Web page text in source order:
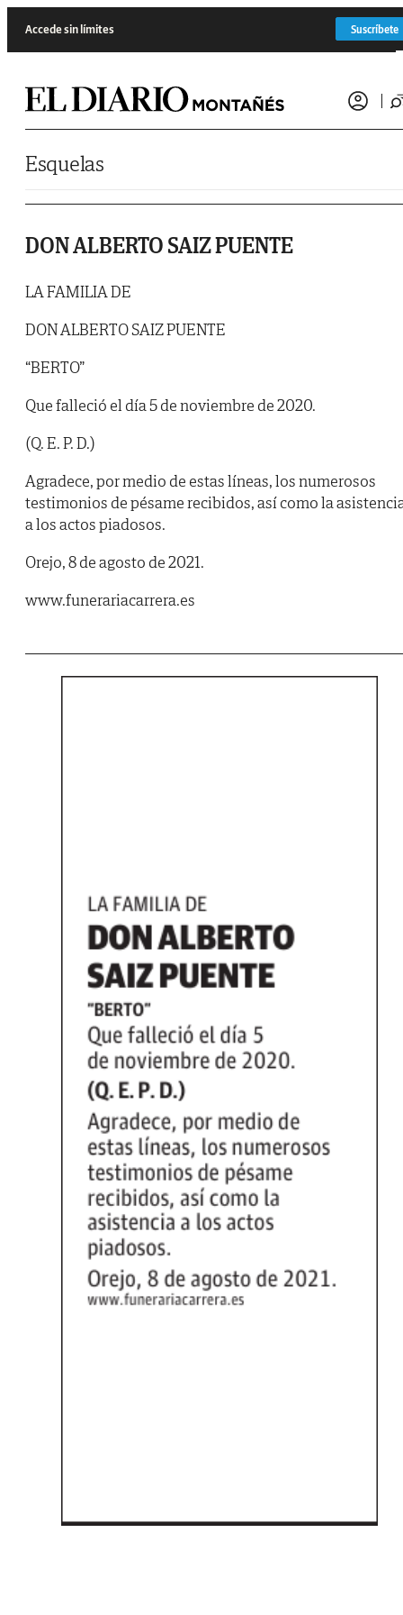
Accede sin límites Suscríbete
Esquelas
DON ALBERTO SAIZ PUENTE
LA FAMILIA DE
DON ALBERTO SAIZ PUENTE
“BERTO”
Que falleció el día 5 de noviembre de 2020.
(Q. E. P. D.)
Agradece, por medio de estas líneas, los numerosos
testimonios de pésame recibidos, así como la
a los actos piadosos.
Orejo, 8 de agosto de 2021.
www.funerariacarrera.es